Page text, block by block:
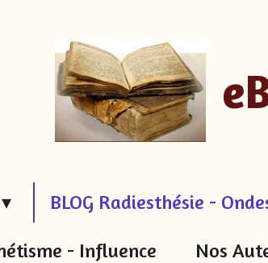
BLOG Radiesthésie -
- Influence Nos